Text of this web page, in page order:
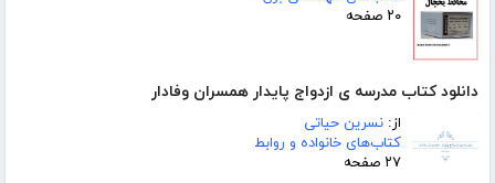
۲۰ صفحه
دانلود کتاب مدرسه ی ازدواج پایدار همسران وفادار
از: نسرین حیاتی
کتاب‌های خانواده و روابط
۲۷ صفحه